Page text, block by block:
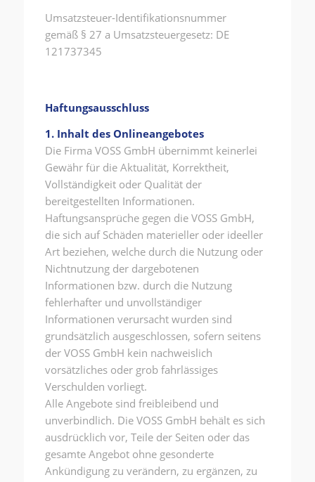
Umsatzsteuer-Identifikationsnummer
gemäß § 27 a Umsatzsteuergesetz: DE
121737345
Haftungsausschluss
1. Inhalt des Onlineangebotes
Die Firma VOSS GmbH übernimmt keinerlei
Gewähr für die Aktualität, Korrektheit,
Vollständigkeit oder Qualität der
bereitgestellten Informationen.
Haftungsansprüche gegen die VOSS GmbH,
die sich auf Schäden materieller oder ideeller
Art beziehen, welche durch die Nutzung oder
Nichtnutzung der dargebotenen
Informationen bzw. durch die Nutzung
fehlerhafter und unvollständiger
Informationen verursacht wurden sind
grundsätzlich ausgeschlossen, sofern seitens
der VOSS GmbH kein nachweislich
vorsätzliches oder grob fahrlässiges
Verschulden vorliegt.
Alle Angebote sind freibleibend und
unverbindlich. Die VOSS GmbH behält es sich
ausdrücklich vor, Teile der Seiten oder das
gesamte Angebot ohne gesonderte
Ankündigung zu verändern, zu ergänzen, zu